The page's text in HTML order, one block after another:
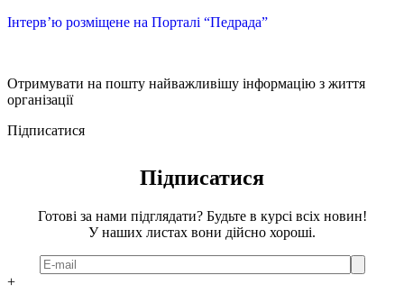
Інтерв’ю розміщене на Порталі “Педрада”
Отримувати на пошту найважливішу інформацію з життя
організації
Підписатися
Підписатися
Готові за нами підглядати? Будьте в курсі всіх новин!
У наших листах вони дійсно хороші.
+